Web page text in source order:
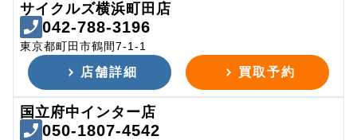
サイクルズ横浜町田店
042-788-3196
東京都町田市鶴間7-1-1
店舗詳細 買取予約
国立府中インター店
050-1807-4542